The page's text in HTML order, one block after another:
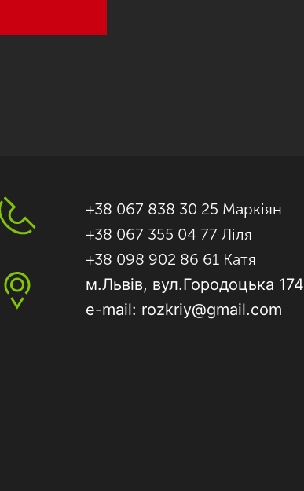
+38 067 838 30 25 Маркіян
+38 067 355 04 77 Ліля
+38 098 902 86 61 Катя
м.Львів, вул.Городоцька 174
e-mail: rozkriy@gmail.com